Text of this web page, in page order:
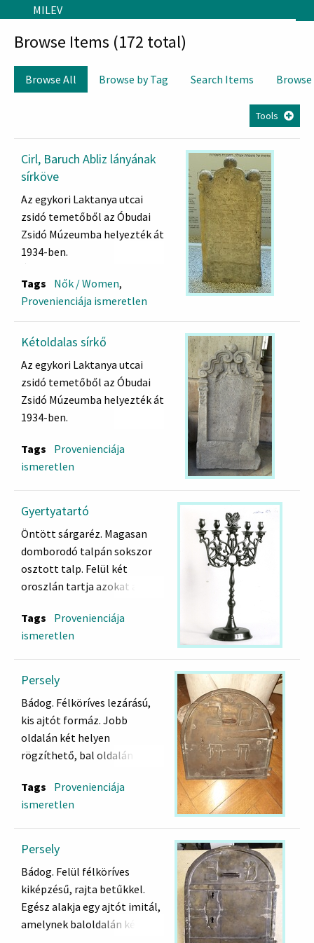
Skip to main content
MILEV
Browse Items (172 total)
Browse All Browse by Tag Search Items
Tools
Cirl, Baruch Abliz lányának
sírköve
Az egykori Laktanya utcai
zsidó temetőből az Óbudai
Zsidó Múzeumba helyezték át
1934-ben.
másik oldala római kori sírkő
Felirat:
Itt nyugszik a hajadon Cirl,
én 5531 évben. Lelke
fogadtassék be az örök élet
Tags Nők / Women,
Provenienciája ismeretlen
Kétoldalas sírkő
Az egykori Laktanya utcai
zsidó temetőből az Óbudai
Zsidó Múzeumba helyezték át
1934-ben.
Kétoldalas sírkő: egyik
oldala egy3. századi római
faragással díszített zsidó
sírkő
Római kori oldal: Petronius
Censerinus, római legionárius
gyermekének családi
sírládájára faragott
képmások
Tags
Provenienciája
ismeretlen
Gyertyatartó
Öntött sárgaréz. Magasan
domborodó talpán sokszor
osztott talp. Felül két
oroszlán tartja azokat az
gyertyatartók állnak. Négy
váz alakú gyertyatartó,
tányérkákon áll. Középen
ugyancsak tányérkán kétfejű
kiterjesztett szárnyú sas. A
nodus feltehetően korábbi.
Tags
Provenienciája
ismeretlen
Persely
Bádog. Félköríves lezárású,
kis ajtót formáz. Jobb
oldalán két helyen
rögzíthető, bal oldalán két
Felül: מב
Alul: תת
Hátoldalán persely nyílásától
vezető "torok" rész és zárak.
Tags
Provenienciája
ismeretlen
Persely
Bádog. Felül félköríves
kiképzésű, rajta betűkkel.
Egész alakja egy ajtót imitál,
amelynek baloldalán két